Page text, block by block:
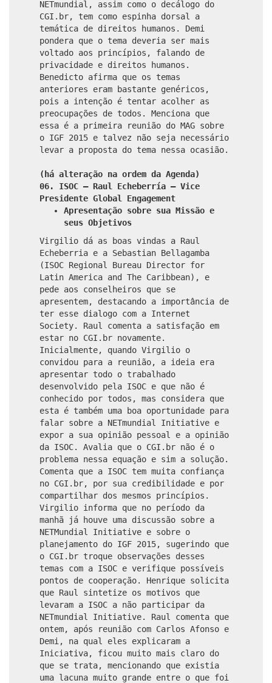
NETmundial, assim como o decálogo do
CGI.br, tem como espinha dorsal a
temática de direitos humanos. Demi
pondera que o tema deveria ser mais
voltado aos princípios, falando de
privacidade e direitos humanos.
Benedicto afirma que os temas
anteriores eram bastante genéricos,
pois a intenção é tentar acolher as
preocupações de todos. Menciona que
essa é a primeira reunião do MAG sobre
o IGF 2015 e talvez não seja necessário
levar a proposta do tema nessa ocasião.
(há alteração na ordem da Agenda)
06. ISOC – Raul Echeberría – Vice
Presidente Global Engagement
Apresentação sobre sua Missão e
seus Objetivos
Virgilio dá as boas vindas a Raul
Echeberria e a Sebastian Bellagamba
(ISOC Regional Bureau Director for
Latin America and The Caribbean), e
pede aos conselheiros que se
apresentem, destacando a importância de
ter esse dialogo com a Internet
Society. Raul comenta a satisfação em
estar no CGI.br novamente.
Inicialmente, quando Virgilio o
convidou para a reunião, a ideia era
apresentar todo o trabalhado
desenvolvido pela ISOC e que não é
conhecido por todos, mas considera que
esta é também uma boa oportunidade para
falar sobre a NETmundial Initiative e
expor a sua opinião pessoal e a opinião
da ISOC. Avalia que o CGI.br não é o
problema nessa equação e sim a solução.
Comenta que a ISOC tem muita confiança
no CGI.br, por sua credibilidade e por
compartilhar dos mesmos princípios.
Virgilio informa que no período da
manhã já houve uma discussão sobre a
NETMundial Initiative e sobre o
planejamento do IGF 2015, sugerindo que
o CGI.br troque observações desses
temas com a ISOC e verifique possíveis
pontos de cooperação. Henrique solicita
que Raul sintetize os motivos que
levaram a ISOC a não participar da
NETmundial Initiative. Raul comenta que
ontem, após reunião com Carlos Afonso e
Demi, na qual eles explicaram a
Iniciativa, ficou muito mais claro do
que se trata, mencionando que existia
uma lacuna muito grande entre o que foi